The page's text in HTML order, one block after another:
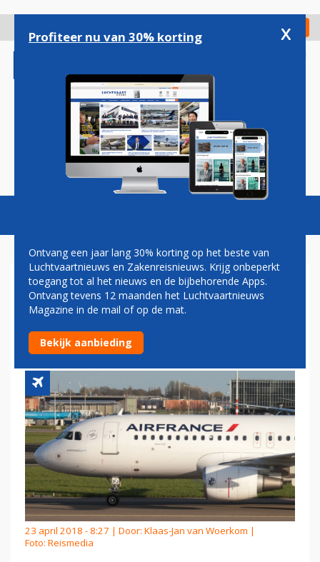
gaan
Check in
Magazine Podcasts Vacatures
SCHIPHOL: TWEE VLUCHTEN
GESCHRAPT DOOR STAKING
AIR FRANCE
23 april 2018 - 8:27 | Door: Klaas-Jan van Woerkom |
Foto: Reismedia
Profiteer nu van 30% korting x
Ontvang een jaar lang 30% korting op het beste van
Luchtvaartnieuws en Zakenreisnieuws. Krijg onbeperkt
toegang tot al het nieuws en de bijbehorende Apps.
Ontvang tevens 12 maanden het Luchtvaartnieuws
Magazine in de mail of op de mat.
Bekijk aanbieding